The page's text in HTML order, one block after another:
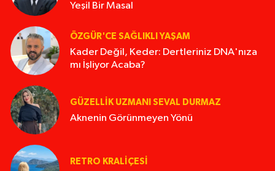
Yeşil Bir Masal
ÖZGÜR'CE SAĞLIKLI YAŞAM
Kader Değil, Keder: Dertleriniz DNA'nıza
mı İşliyor Acaba?
GÜZELLIK UZMANI SEVAL DURMAZ
Aknenin Görünmeyen Yönü
RETRO KRALIÇESI